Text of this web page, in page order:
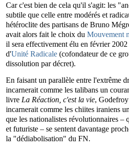
Car c'est bien de cela qu'il s'agit: les
subtile que celle entre modérés et
hétéroclite des partisans de Bruno
avait alors fait le choix du Mouvement
il sera effectivement élu en février
d'Unité Radicale (cofondateur de ce
dissolution par décret).
En faisant un parallèle entre l'extrême
incarnerait comme les talibans un
livre La Réaction, c'est la vie,
incarnerait comme les chiites iraniens
que les nationalistes révolutionnaires –
et futuriste – se sentent davantage
la "dédiabolisation" du FN.